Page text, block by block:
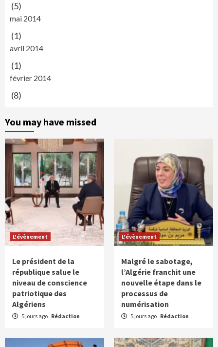
(5)
mai 2014
(1)
avril 2014
(1)
février 2014
(8)
You may have missed
L'évènement
Le président de la
république salue le
niveau de conscience
patriotique des
Algériens
5 jours ago Rédaction
L'évènement
Malgré le sabotage,
l’Algérie franchit une
nouvelle étape dans le
processus de
numérisation
5 jours ago Rédaction